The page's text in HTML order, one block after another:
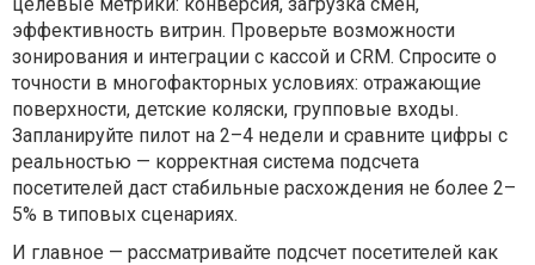
эффективность витрин. Проверьте возможности
зонирования и интеграции с кассой и CRM. Спросите о
точности в многофакторных условиях: отражающие
поверхности, детские коляски, групповые входы.
Запланируйте пилот на 2–4 недели и сравните цифры с
реальностью — корректная система подсчета
посетителей даст стабильные расхождения не более 2–
5% в типовых сценариях.
И главное — рассматривайте подсчет посетителей как